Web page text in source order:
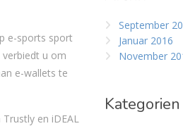
e-sports sport
u om
e-wallets te
en iDEAL
September
Januar 2016
November
Kategorien